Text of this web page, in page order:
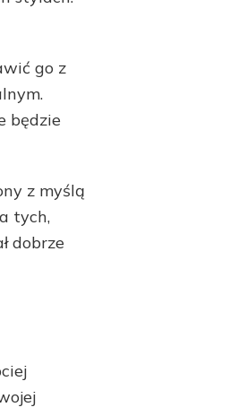
go z
będzie
z myślą
tych,
dobrze